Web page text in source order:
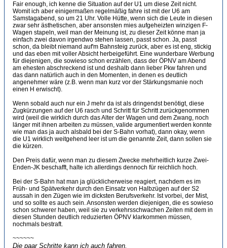
Fair enough, ich kenne die Situation auf der U1 um diese Zeit nicht.
Womit ich aber einigermaßen regelmäßig fahre ist mit der U6 am
Samstagabend, so um 21 Uhr. Volle Hütte, wenn sich die Leute in diesen
zwar sehr ästhetischen, aber ansonsten mies aufgeheizten winzigen F-
Wagen stapeln, weil man der Meinung ist, zu dieser Zeit könne man ja
einfach zwei davon irgendwo stehen lassen, passt schon. Ja, passt
schon, da bleibt niemand auf'm Bahnsteig zurück, aber es ist eng, stickig
und das eben mit voller Absicht herbeigeführt. Eine wunderbare Werbung
für diejenigen, die sowieso schon erzählen, dass der ÖPNV am Abend
am ehesten abschreckend ist und deshalb dann lieber Pkw fahren und
das dann natürlich auch in den Momenten, in denen es deutlich
angenehmer wäre (z.B. wenn man kurz vor der Stärkungsmanie noch
einen H erwischt).
Wenn sobald auch nur ein J mehr da ist als dringendst benötigt, diese
Zugkürzungen auf der U6 rasch und Schritt für Schritt zurückgenommen
wird (weil die wirklich durch das Alter der Wagen und dem Zwang, noch
länger mit ihnen arbeiten zu müssen, valide argumentiert werden konnte
wie man das ja auch alsbald bei der S-Bahn vorhat), dann okay, wenn
die U1 wirklich weitgehend leer ist um die genannte Zeit, dann sollen sie
die kürzen.
Den Preis dafür, wenn man zu diesem Zwecke mehrheitlich kurze Zwei-
Enden-JK beschafft, halte ich allerdings dennoch für reichlich hoch.
Bei der S-Bahn hat man ja glücklicherweise reagiert, nachdem es im
Früh- und Spätverkehr durch den Einsatz von Halbzügen auf der S2
aussah in den Zügen wie im dicksten Berufsverkehr. Ist vorbei, der Mist,
und so sollte es auch sein. Ansonsten werden diejenigen, die es sowieso
schon schwerer haben, weil sie zu verkehrsschwachen Zeiten mit dem in
diesen Stunden deutlich reduzierten ÖPNV klarkommen müssen,
nochmals bestraft.
~~~~~~
Die paar Schritte kann ich auch fahren.